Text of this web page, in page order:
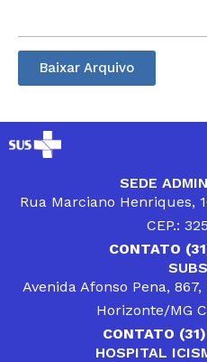
Baixar Arquivo
SEDE
Rua Marciano Henriques,
CEP.:
CONTATO
Avenida Afonso Pena,
Horizonte/MG
CONTATO
HOSPITAL